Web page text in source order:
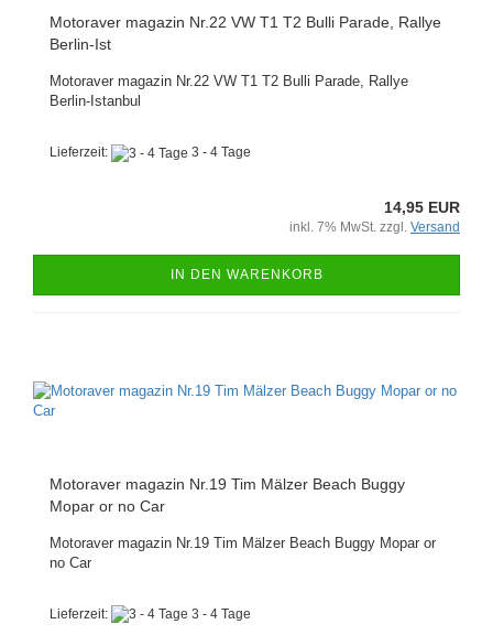
Motoraver magazin Nr.22 VW T1 T2 Bulli Parade, Rallye
Berlin-Ist
Motoraver magazin Nr.22 VW T1 T2 Bulli Parade, Rallye
Berlin-Istanbul
Lieferzeit: 3 - 4 Tage
14,95 EUR
inkl. 7% MwSt. zzgl. Versand
IN DEN WARENKORB
Motoraver magazin Nr.19 Tim Mälzer Beach Buggy
Mopar or no Car
Motoraver magazin Nr.19 Tim Mälzer Beach Buggy Mopar or
no Car
Lieferzeit: 3 - 4 Tage